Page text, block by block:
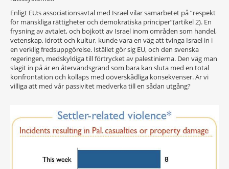
Enligt EU:s associationsavtal med Israel vilar samarbetet på ”respekt
för mänskliga rättigheter och demokratiska principer”(artikel 2). En
frysning av avtalet, och bojkott av Israel inom områden som handel,
vetenskap, idrott och kultur, kunde vara en väg att tvinga Israel in i
en verklig fredsuppgörelse. Istället gör sig EU, och den svenska
regeringen, medskyldiga till förtrycket av palestinierna. Den väg man
slagit in på är en återvändsgränd som bara kan sluta med en total
konfrontation och kollaps med oöverskådliga konsekvenser. Är vi
villiga att med vår passivitet medverka till en sådan utgång?